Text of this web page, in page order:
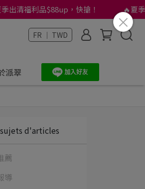
清福利品$88up，快搶！ 🔥夏季出
FR ｜ TWD
派翠
d'articles
薦
導